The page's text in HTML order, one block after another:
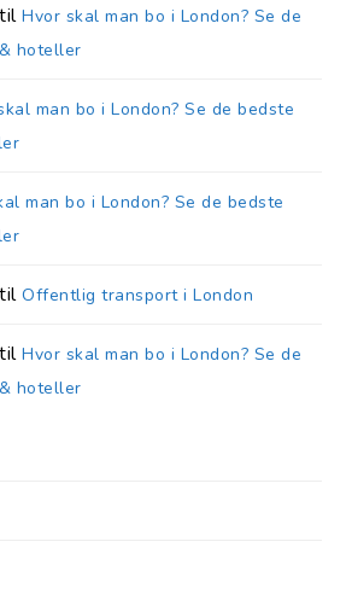
til Hvor skal man bo i London? Se de
hoteller
man bo i London? Se de bedste
man bo i London? Se de bedste
til Offentlig transport i London
til Hvor skal man bo i London? Se de
hoteller